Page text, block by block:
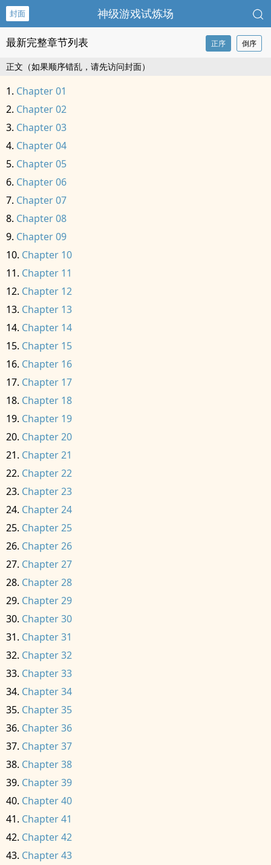
封面 神级游戏试炼场
最新完整章节列表 正序 倒序
正文（如果顺序错乱，请先访问封面）
Chapter 01
Chapter 02
Chapter 03
Chapter 04
Chapter 05
Chapter 06
Chapter 07
Chapter 08
Chapter 09
Chapter 10
Chapter 11
Chapter 12
Chapter 13
Chapter 14
Chapter 15
Chapter 16
Chapter 17
Chapter 18
Chapter 19
Chapter 20
Chapter 21
Chapter 22
Chapter 23
Chapter 24
Chapter 25
Chapter 26
Chapter 27
Chapter 28
Chapter 29
Chapter 30
Chapter 31
Chapter 32
Chapter 33
Chapter 34
Chapter 35
Chapter 36
Chapter 37
Chapter 38
Chapter 39
Chapter 40
Chapter 41
Chapter 42
Chapter 43